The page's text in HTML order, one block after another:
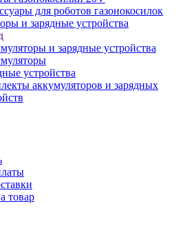
для роботов газонокосилок
и зарядные устройства
и зарядные устройства
устройства
аккумуляторов и зарядных
товар